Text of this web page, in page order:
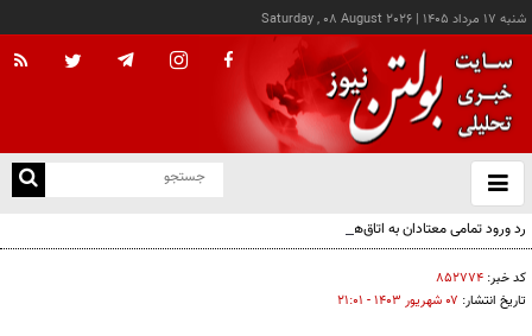
شنبه ۱۷ مرداد ۱۴۰۵ |
Saturday , 08 August 2026
باز
و
رد ورود تمامی معتادان به اتاق‌های مدیریت مصرف؛ شرایط خاص پذیرش
کد خبر: ۸۵۲۷۷۴
تاریخ انتشار: ۰۷ شهريور ۱۴۰۳ - ۲۱:۰۱